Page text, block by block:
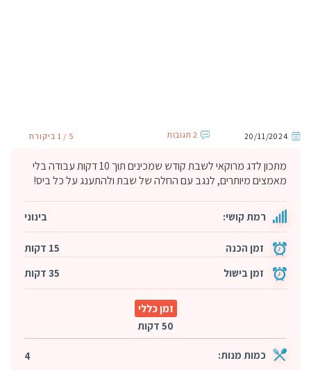
20/11/2024 2 תגובות 5 / 1 ביקורת
מתכון לדג מרוקאי לשבת קודש שמכינים תוך 10 דקות עבודה בלי
מאמצים מיותרים, לנגב עם החלה של שבת ולהתענג על כל ביס!
רמת קושי: בינוני
זמן הכנה
15 דקות
זמן בישול
35 דקות
זמן כללי
50 דקות
כמות מנות: 4